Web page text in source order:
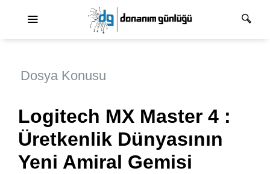
Dosya Konusu
Logitech MX Master 4 :
Üretkenlik Dünyasının
Yeni Amiral Gemisi